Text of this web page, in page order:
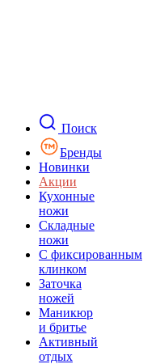
Поиск
Бренды
Новинки
Акции
Кухонные
ножи
Складные
ножи
C фиксированным
клинком
Заточка
ножей
Маникюр
и бритье
Активный
отдых